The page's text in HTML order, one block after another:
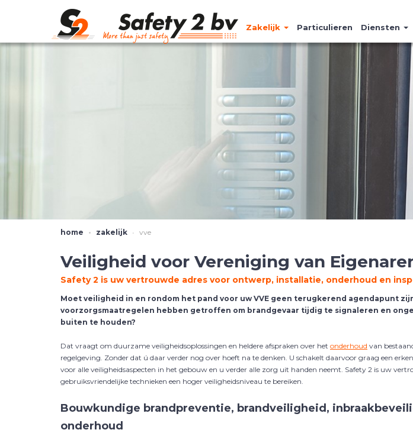
Zakelijk Particulieren Diensten
home zakelijk vve
Veiligheid voor Vereniging van
Safety 2 is uw vertrouwde adres voor ontwerp, installatie, onderhoud en
Moet veiligheid in en rondom het pand voor uw VVE geen terugkerend agendapunt
voorzorgsmaatregelen hebben getroffen om brandgevaar tijdig te signaleren en
buiten te houden?
Dat vraagt om duurzame veiligheidsoplossingen en heldere afspraken over het onderhoud van
regelgeving. Zonder dat ú daar verder nog over hoeft na te denken. U schakelt daarvoor graag een
voor alle veiligheidsaspecten in het gebouw en u verder alle zorg uit handen neemt. Safety 2 is uw
gebruiksvriendelijke technieken een hoger veiligheidsniveau te bereiken.
Bouwkundige brandpreventie, brandveiligheid,
onderhoud